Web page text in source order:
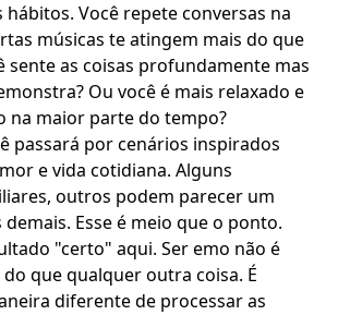
hábitos. Você repete conversas na
músicas te atingem mais do que
sente as coisas profundamente mas
Ou você é mais relaxado e
na maior parte do tempo?
passará por cenários inspirados
e vida cotidiana. Alguns
outros podem parecer um
Esse é meio que o ponto.
"certo" aqui. Ser emo não é
que qualquer outra coisa. É
diferente de processar as